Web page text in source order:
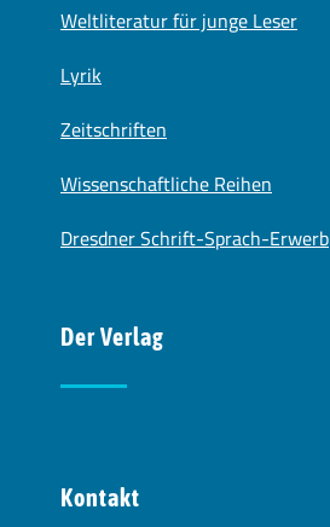
Weltliteratur für junge Leser
Lyrik
Zeitschriften
Wissenschaftliche Reihen
Dresdner Schrift-Sprach-Erwerb
Der Verlag
Kontakt